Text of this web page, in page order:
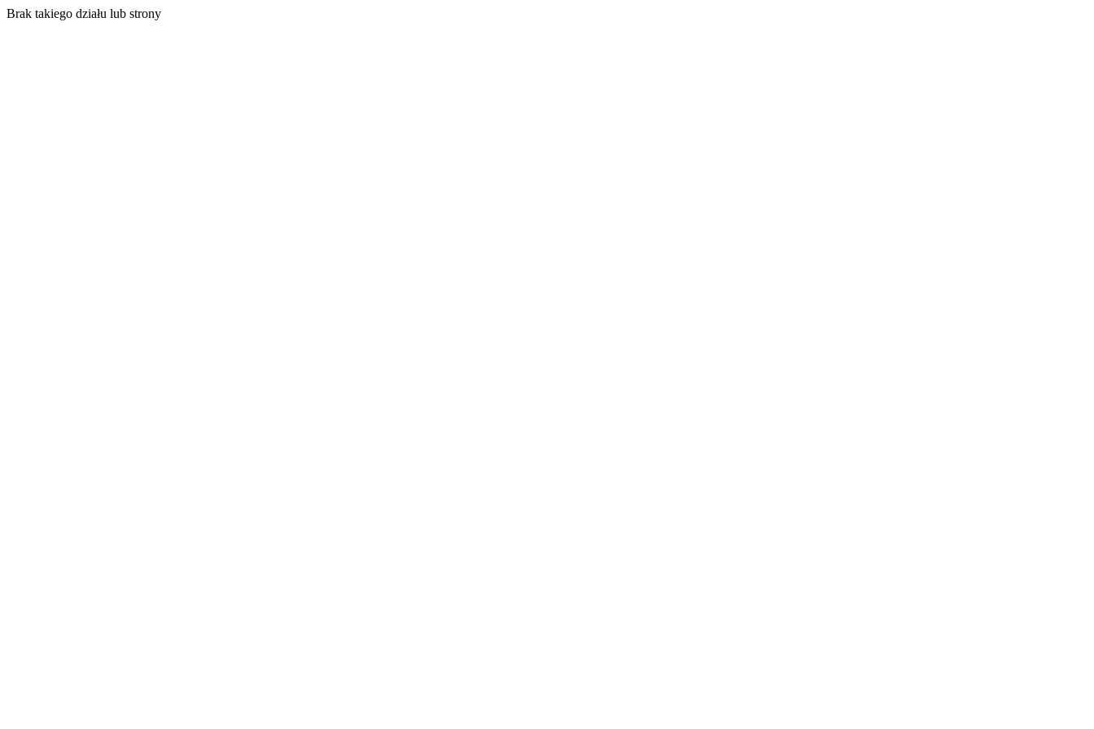
Brak takiego działu lub strony